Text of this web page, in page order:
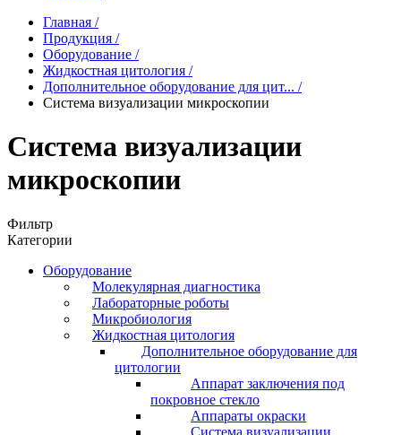
Главная /
Продукция /
Оборудование /
Жидкостная цитология /
Дополнительное оборудование для цит... /
Система визуализации микроскопии
Система визуализации
микроскопии
Фильтр
Категории
Оборудование
Молекулярная диагностика
Лабораторные роботы
Микробиология
Жидкостная цитология
Дополнительное оборудование для
цитологии
Аппарат заключения под
покровное стекло
Аппараты окраски
Система визуализации